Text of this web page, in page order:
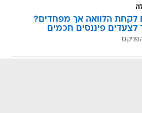
לקחת הלוואה אך מפחדים?
לצעדים פיננסים חכמים